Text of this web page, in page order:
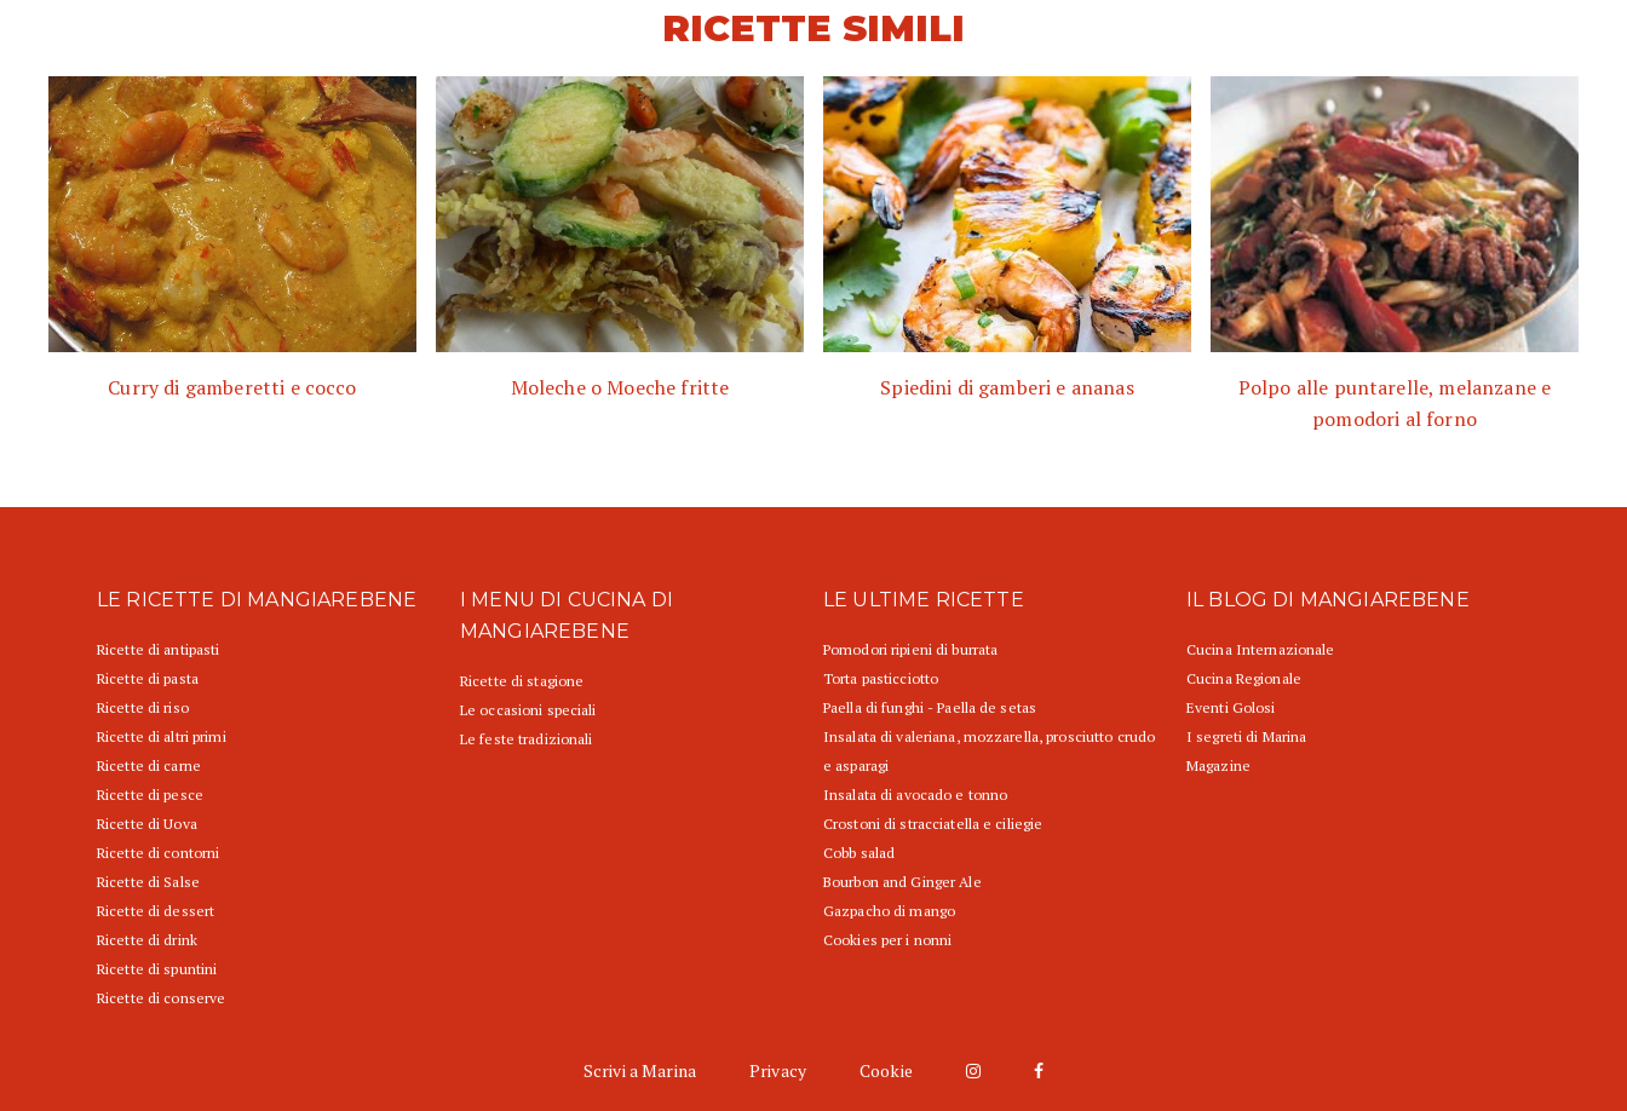
RICETTE SIMILI
Curry di gamberetti e cocco Moleche o Moeche fritte Spiedini di gamberi e ananas
Polpo alle puntarelle, melanzane e
pomodori al forno
LE RICETTE DI MANGIAREBENE
Ricette di antipasti
Ricette di pasta
Ricette di riso
Ricette di altri primi
Ricette di carne
Ricette di pesce
Ricette di Uova
Ricette di contorni
Ricette di Salse
Ricette di dessert
Ricette di drink
Ricette di spuntini
Ricette di conserve
I MENU DI CUCINA DI
MANGIAREBENE
Ricette di stagione
Le occasioni speciali
Le feste tradizionali
LE ULTIME RICETTE
Pomodori ripieni di burrata
Torta pasticciotto
Paella di funghi - Paella de setas
Insalata di valeriana, mozzarella, prosciutto crudo
e asparagi
Insalata di avocado e tonno
Crostoni di stracciatella e ciliegie
Cobb salad
Bourbon and Ginger Ale
Gazpacho di mango
Cookies per i nonni
IL BLOG DI MANGIAREBENE
Cucina Internazionale
Cucina Regionale
Eventi Golosi
I segreti di Marina
Magazine
Scrivi a Marina Privacy Cookie